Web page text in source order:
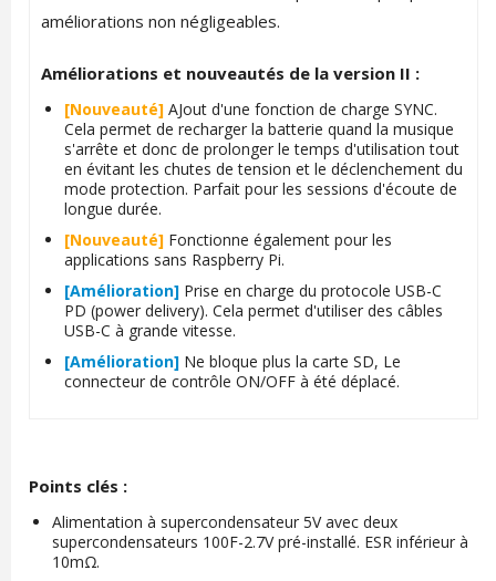
améliorations non négligeables.
Améliorations et nouveautés de la version II :
[Nouveauté] AJout d'une fonction de charge SYNC.
Cela permet de recharger la batterie quand la musique
s'arrête et donc de prolonger le temps d'utilisation tout
en évitant les chutes de tension et le déclenchement du
mode protection. Parfait pour les sessions d'écoute de
longue durée.
[Nouveauté] Fonctionne également pour les
applications sans Raspberry Pi.
[Amélioration] Prise en charge du protocole USB-C
PD (power delivery). Cela permet d'utiliser des câbles
USB-C à grande vitesse.
[Amélioration] Ne bloque plus la carte SD, Le
connecteur de contrôle ON/OFF à été déplacé.
Points clés :
Alimentation à supercondensateur 5V avec deux
supercondensateurs 100F-2.7V pré-installé. ESR inférieur à
10mΩ.